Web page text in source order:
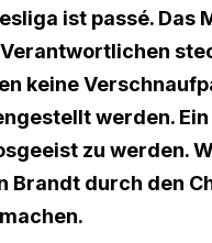
ist passé. Das
Verantwortlichen
keine
werden.
zu werden.
Brandt durch den